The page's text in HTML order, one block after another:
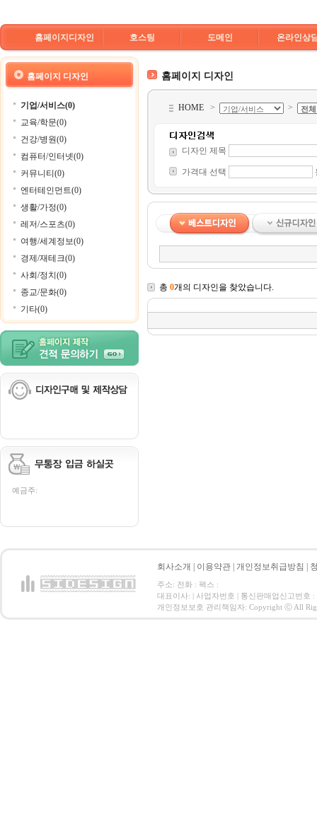
홈페이지디자인 호스팅 도메인 온라인상
홈페이지 디자인
기업/서비스(0)
교육/학문(0)
건강/병원(0)
컴퓨터/인터넷(0)
커뮤니티(0)
엔터테인먼트(0)
생활/가정(0)
레저/스포츠(0)
여행/세계정보(0)
경제/재테크(0)
사회/정치(0)
종교/문화(0)
기타(0)
예금주:
홈페이지 디자인
HOME > >
디자인 제목
가격대 선택
총 0개의 디자인을 찾았습니다.
회사소개 이용약관 개인정보취급방침
주소: 전화 : 팩스 :
대표이사: | 사업자번호 | 통신판매업신고번호 :
개인정보보호 관리책임자: Copyright ⓒ All